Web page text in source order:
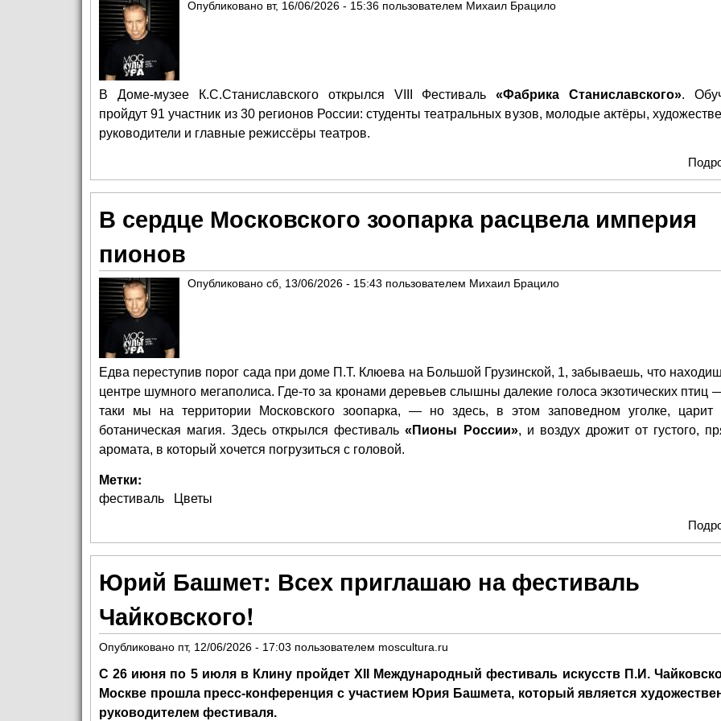
Опубликовано вт, 16/06/2026 - 15:36 пользователем Михаил Брацило
В Доме-музее К.С.Станиславского открылся VIII Фестиваль«Фабрика Станиславского».
пройдут 91 участник из 30 регионов России: студенты театральных вузов, молодые актёры,
руководители и главные режиссёры театров.
В сердце Московского зоопарка расцвела империя
пионов
Опубликовано сб, 13/06/2026 - 15:43 пользователем Михаил Брацило
Едва переступив порог сада при доме П.Т. Клюева на Большой Грузинской, 1, забываешь, что
центре шумного мегаполиса. Где-то за кронами деревьев слышны далекие голоса экзотических птиц
таки мы на территории Московского зоопарка, — но здесь, в этом заповедном уголке, царит
ботаническая магия. Здесь открылся фестиваль«Пионы России», и воздух дрожит от густого,
аромата, в который хочется погрузиться с головой.
Метки:
фестиваль
Цветы
Юрий Башмет: Всех приглашаю на фестиваль
Чайковского!
Опубликовано пт, 12/06/2026 - 17:03 пользователем moscultura.ru
С 26 июня по 5 июля в Клину пройдет XII Международный фестиваль искусств П.И.
Москве прошла пресс-конференция с участием Юрия Башмета, который является
руководителем фестиваля.